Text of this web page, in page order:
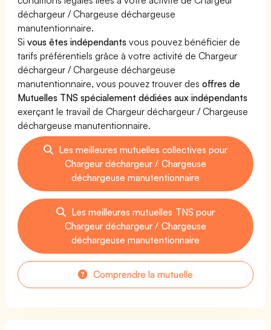
déchargeur / Chargeuse déchargeuse
manutentionnaire.
Sivous êtes indépendants vous pouvez bénéficier de
tarifs préférentiels grâce à votre activité de Chargeur
déchargeur / Chargeuse déchargeuse
manutentionnaire, vous pouvez trouver desoffres de
Mutuelles TNS spécialement dédiées aux indépendants
exerçant le travail de Chargeur déchargeur / Chargeuse
déchargeuse manutentionnaire.
Les meilleures mutuelles collectives pour
Chargeur déchargeur / Chargeuse
déchargeuse manutentionnaire
Les meilleures mutuelles TNS pour
Chargeur déchargeur / Chargeuse
déchargeuse manutentionnaire
Comprendre la mutuelle